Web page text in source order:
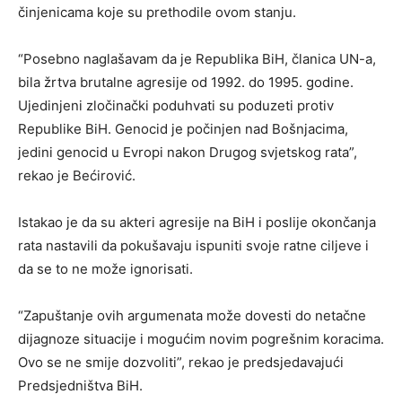
činjenicama koje su prethodile ovom stanju.
“Posebno naglašavam da je Republika BiH, članica UN-a,
bila žrtva brutalne agresije od 1992. do 1995. godine.
Ujedinjeni zločinački poduhvati su poduzeti protiv
Republike BiH. Genocid je počinjen nad Bošnjacima,
jedini genocid u Evropi nakon Drugog svjetskog rata”,
rekao je Bećirović.
Istakao je da su akteri agresije na BiH i poslije okončanja
rata nastavili da pokušavaju ispuniti svoje ratne ciljeve i
da se to ne može ignorisati.
“Zapuštanje ovih argumenata može dovesti do netačne
dijagnoze situacije i mogućim novim pogrešnim koracima.
Ovo se ne smije dozvoliti”, rekao je predsjedavajući
Predsjedništva BiH.